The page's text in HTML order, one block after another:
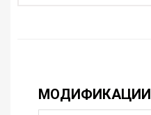
МОДИФИКАЦИИ